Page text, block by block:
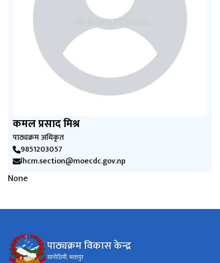
कमल प्रसाद मिश्र
पाठ्यक्रम अधिकृत
9851203057
lhcm.section@moecdc.gov.np
None
पाठ्यक्रम विकास केन्द्र
सानोठिमी, भक्तपुर